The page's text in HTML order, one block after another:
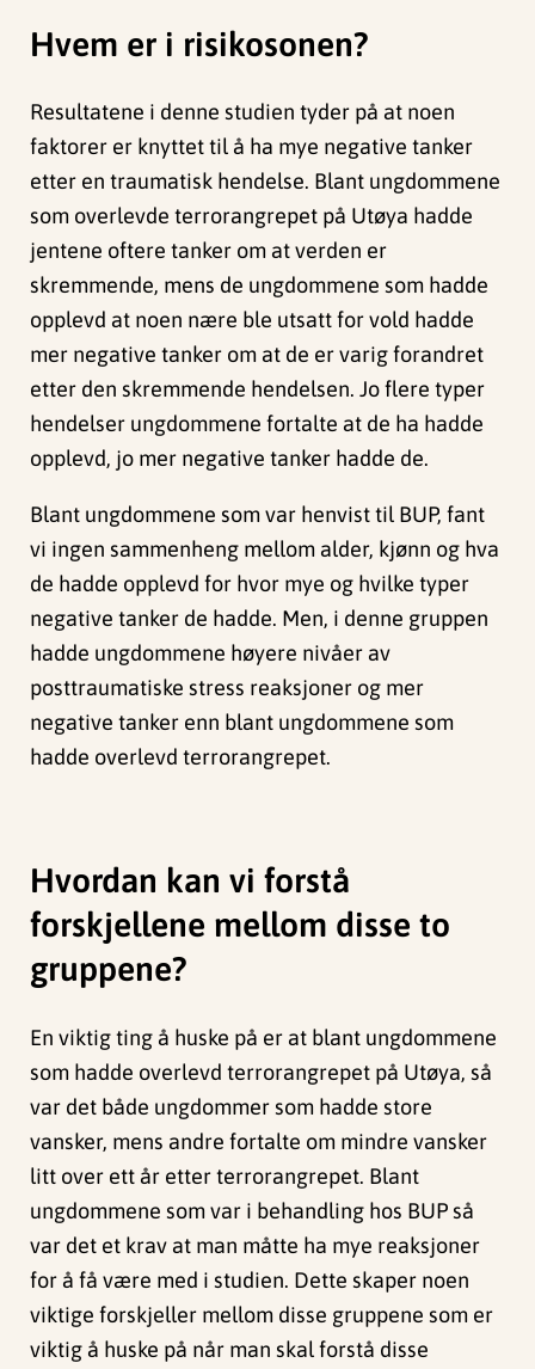
Hvem er i risikosonen?
Resultatene i denne studien tyder på at noen
faktorer er knyttet til å ha mye negative tanker
etter en traumatisk hendelse. Blant ungdommene
som overlevde terrorangrepet på Utøya hadde
jentene oftere tanker om at verden er
skremmende, mens de ungdommene som hadde
opplevd at noen nære ble utsatt for vold hadde
mer negative tanker om at de er varig forandret
etter den skremmende hendelsen. Jo flere typer
hendelser ungdommene fortalte at de ha hadde
opplevd, jo mer negative tanker hadde de.
Blant ungdommene som var henvist til BUP, fant
vi ingen sammenheng mellom alder, kjønn og hva
de hadde opplevd for hvor mye og hvilke typer
negative tanker de hadde. Men, i denne gruppen
hadde ungdommene høyere nivåer av
posttraumatiske stress reaksjoner og mer
negative tanker enn blant ungdommene som
hadde overlevd terrorangrepet.
Hvordan kan vi forstå
forskjellene mellom disse to
gruppene?
En viktig ting å huske på er at blant ungdommene
som hadde overlevd terrorangrepet på Utøya, så
var det både ungdommer som hadde store
vansker, mens andre fortalte om mindre vansker
litt over ett år etter terrorangrepet. Blant
ungdommene som var i behandling hos BUP så
var det et krav at man måtte ha mye reaksjoner
for å få være med i studien. Dette skaper noen
viktige forskjeller mellom disse gruppene som er
viktig å huske på når man skal forstå disse